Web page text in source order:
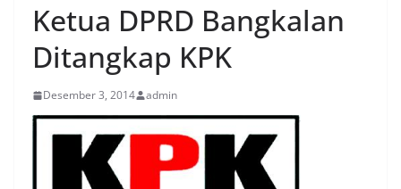
Ketua DPRD Bangkalan
Ditangkap KPK
Desember 3, 2014 admin